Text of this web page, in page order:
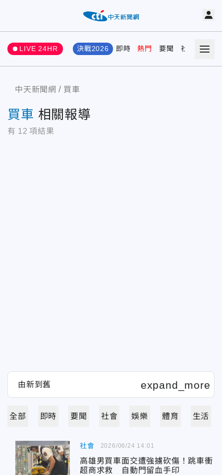
LIVE 24HR 決戰2026 即時 熱門 要聞 社會 娛樂
中天新聞網 買車
買車 相關報導
有 12 項結果
全部 即時 要聞 社會 娛樂 體育 生活
社會
高雄男買車面交遭強擄砍傷！跳車衝
超商求救 自動門留血手印
2026/06/24 14:01